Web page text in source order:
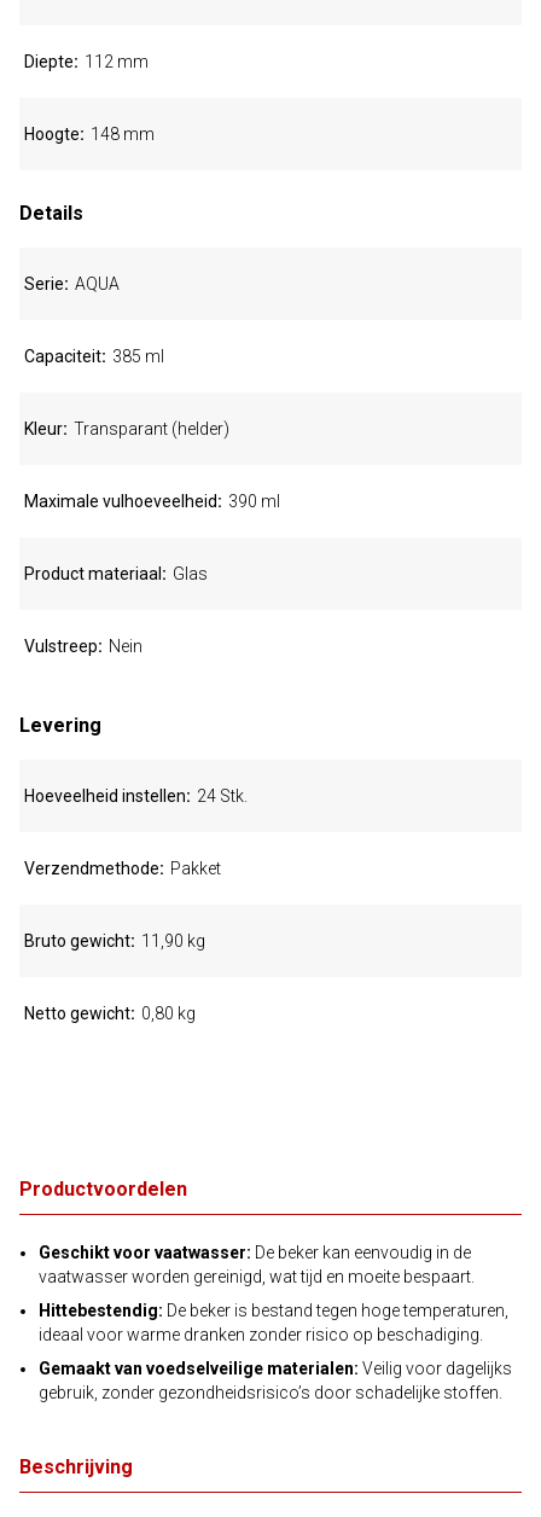
Productvoordelen
Geschikt voor vaatwasser: De beker kan eenvoudig in de
vaatwasser worden gereinigd, wat tijd en moeite bespaart.
Hittebestendig: De beker is bestand tegen hoge temperaturen,
ideaal voor warme dranken zonder risico op beschadiging.
Gemaakt van voedselveilige materialen: Veilig voor dagelijks
gebruik, zonder gezondheidsrisico’s door schadelijke stoffen.
Beschrijving
Diepte 112 mm
Hoogte 148 mm
Details
Serie AQUA
Capaciteit 385 ml
Kleur Transparant (helder)
Maximale vulhoeveelheid 390 ml
Product materiaal Glas
Vulstreep Nein
Levering
Hoeveelheid instellen 24 Stk.
Verzendmethode Pakket
Bruto gewicht 11,90 kg
Netto gewicht 0,80 kg